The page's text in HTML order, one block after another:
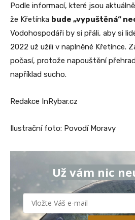
Podle informací, které jsou
že Křetínka bude „vypuštěná“
Vodohospodáři by si přáli, aby si
2022 už užili v naplněné Křetínce.
počasí, protože napouštění
například sucho.
Redakce InRybar.cz
Ilustrační foto: Povodí Moravy
Už vám nic